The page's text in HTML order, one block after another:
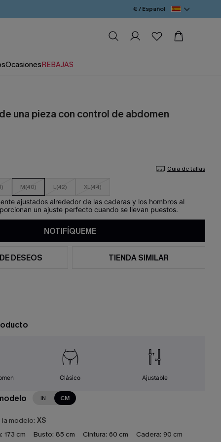
€ / Español
OcasionesREBAJAS
una pieza con control de abdomen
Guía de tallas
M(40) L(42) XL(44)
ajustados alrededor de las caderas y los hombros al
un ajuste perfecto cuando se llevan puestos.
NOTIFÍQUEME
DESEOS TIENDA SIMILAR
Clásico Ajustable
IN CM
modelo: XS
173 cm Busto: 85 cm Cintura: 60 cm Cadera: 90 cm